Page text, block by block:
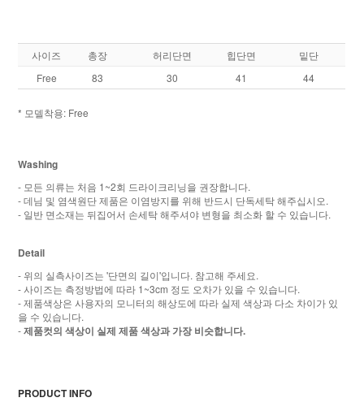
사이즈 총장 허리단면 힙단면
밑단
Free
83 30 41 44
* 모델착용: Free
Washing
- 모든 의류는 처음 1~2회 드라이크리닝을 권장합니다.
- 데님 및 염색원단 제품은 이염방지를 위해 반드시 단독세탁 해주십시오.
- 일반 면소재는 뒤집어서 손세탁 해주셔야 변형을 최소화 할 수 있습니다.
Detail
- 위의 실측사이즈는 '단면의 길이'입니다. 참고해 주세요.
- 사이즈는 측정방법에 따라 1~3cm 정도 오차가 있을 수 있습니다.
- 제품색상은 사용자의 모니터의 해상도에 따라 실제 색상과 다소 차이가 있
을 수 있습니다.
-제품컷의 색상이 실제 제품 색상과 가장 비슷합니다.
PRODUCT INFO